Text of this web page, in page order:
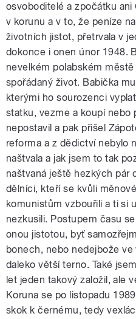
osvoboditelé a zpočátku
v korunu a v to, že peníze
životních jistot, přetrvala v
dokonce i onen únor 1948.
nevelkém polabském
spořádaný život. Babička
kterými ho sourozenci
statku, vezme a koupí nebo
nepostavil a pak přišel
reforma a z dědictví nebylo
naštvala a jak jsem to tak
naštvaná ještě hezkých pár
dělníci, kteří se kvůli
komunistům vzbouřili a ti si
nezkusili. Postupem času
onou jistotou, byť
bonech, nebo nedejbože
daleko větší terno. Také
let jeden takový založil, ale
Koruna se po listopadu
skok k černému, tedy